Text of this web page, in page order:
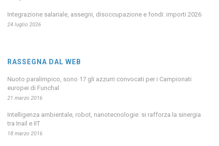
Integrazione salariale, assegni, disoccupazione e fondi: importi 2026
24 luglio 2026
RASSEGNA DAL WEB
Nuoto paralimpico, sono 17 gli azzurri convocati per i Campionati
europei di Funchal
21 marzo 2016
Intelligenza ambientale, robot, nanotecnologie: si rafforza la sinergia
tra Inail e IIT
18 marzo 2016